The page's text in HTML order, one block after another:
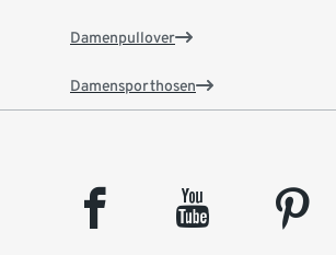
Damenpullover
Damensporthosen
facebook youtube pinterest